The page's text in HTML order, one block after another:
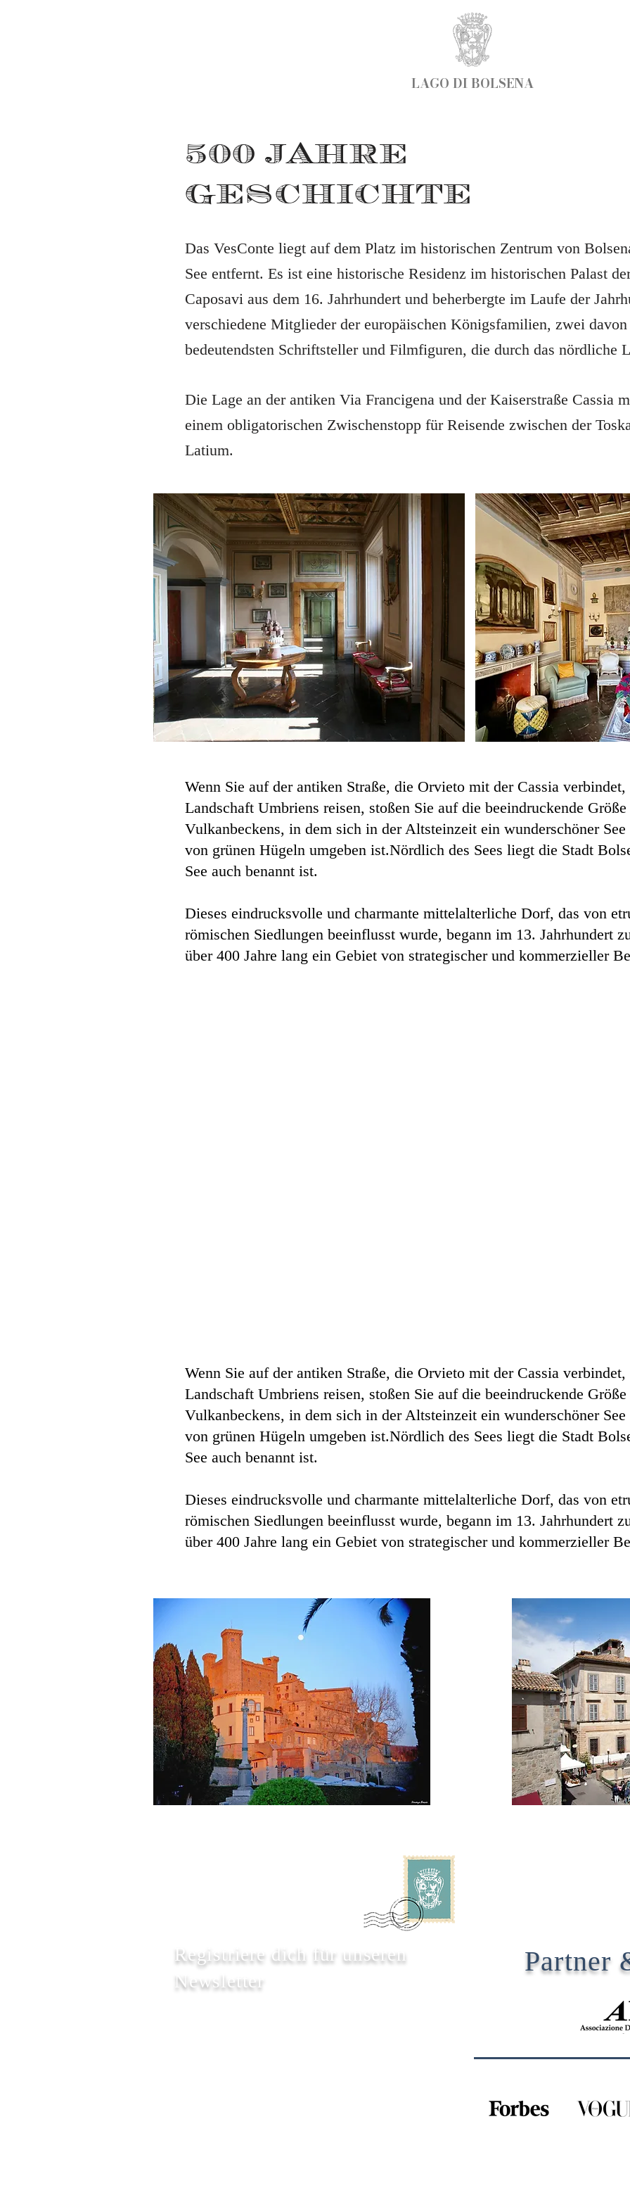
LAGO DI BOLSENA
500 JAHRE
GESCHICHTE
Das VesConte liegt auf dem Platz im historischen Zentrum von
See entfernt. Es ist eine historische Residenz im historischen Palast
Caposavi aus dem 16. Jahrhundert und beherbergte im Laufe der
verschiedene Mitglieder der europäischen Königsfamilien, zwei davon
bedeutendsten Schriftsteller und Filmfiguren, die durch das nördliche
Die Lage an der antiken Via Francigena und der Kaiserstraße Cassia
einem obligatorischen Zwischenstopp für Reisende zwischen der
Latium.
Wenn Sie auf der antiken Straße, die Orvieto mit der Cassia verbindet,
Landschaft Umbriens reisen, stoßen Sie auf die beeindruckende
Vulkanbeckens, in dem sich in der Altsteinzeit ein wunderschöner
von grünen Hügeln umgeben ist.Nördlich des Sees liegt die Stadt
See auch benannt ist.
Dieses eindrucksvolle und charmante mittelalterliche Dorf, das von
römischen Siedlungen beeinflusst wurde, begann im 13. Jahrhundert
über 400 Jahre lang ein Gebiet von strategischer und kommerzieller
Wenn Sie auf der antiken Straße, die Orvieto mit der Cassia verbindet,
Landschaft Umbriens reisen, stoßen Sie auf die beeindruckende
Vulkanbeckens, in dem sich in der Altsteinzeit ein wunderschöner
von grünen Hügeln umgeben ist.Nördlich des Sees liegt die Stadt
See auch benannt ist.
Dieses eindrucksvolle und charmante mittelalterliche Dorf, das von
römischen Siedlungen beeinflusst wurde, begann im 13. Jahrhundert
über 400 Jahre lang ein Gebiet von strategischer und kommerzieller
Registriere dich für unseren
Newsletter
Partner